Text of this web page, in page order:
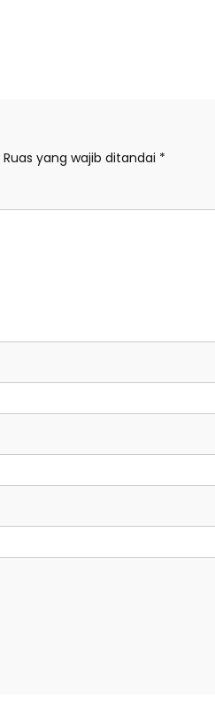
Ruas yang wajib ditandai *